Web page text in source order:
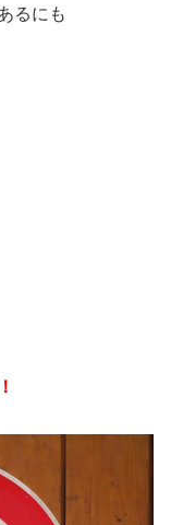
るにも